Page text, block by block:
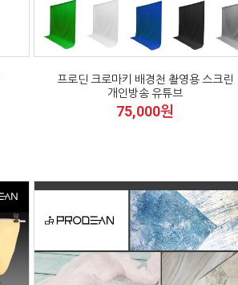
프로딘 크로마키 배경천 촬영용 스크린
개인방송 유튜브
75,000원